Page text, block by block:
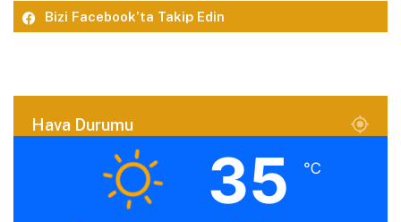
Bizi Facebook’ta Takip Edin
Hava Durumu
35 ℃